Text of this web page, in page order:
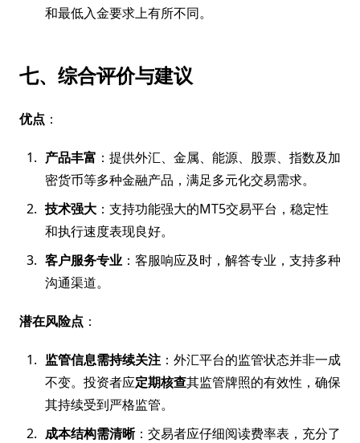
和最低入金要求上有所不同。
七、综合评价与建议
优点 ：
产品丰富 ：提供外汇、金属、能源、股票、指数及加
密货币等多种金融产品，满足多元化交易需求。
技术强大 ：支持功能强大的MT5交易平台，稳定性
和执行速度表现良好。
客户服务专业 ：客服响应及时，解答专业，支持多种
沟通渠道。
潜在风险点 ：
监管信息需持续关注 ：外汇平台的监管状态并非一成
不变。投资者应定期核查其监管牌照的有效性，确保
其持续受到严格监管。
成本结构需清晰：交易者应仔细阅读费率表，充分了